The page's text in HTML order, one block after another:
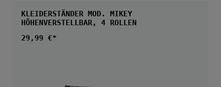
KLEIDERSTÄNDER MOD. MIKEY
HÖHENVERSTELLBAR, 4 ROLLEN
Regulärer Preis:
29,99 €*